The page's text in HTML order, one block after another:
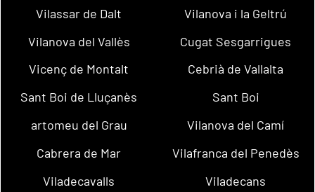
Vilassar de Dalt
Vilanova i la Geltrú
Vilanova del Vallès
Cugat Sesgarrigues
Vicenç de Montalt
Cebrià de Vallalta
Sant Boi de Lluçanès
Sant Boi
artomeu del Grau
Vilanova del Camí
Cabrera de Mar
Vilafranca del Penedès
Viladecavalls
Viladecans